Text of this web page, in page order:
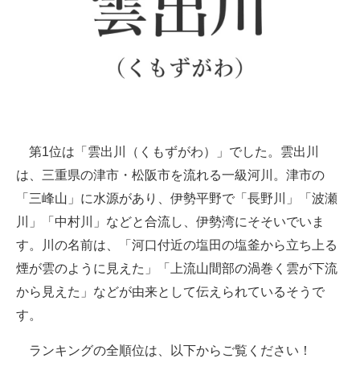
第1位は「雲出川（くもずがわ）」でした。雲出川
は、三重県の津市・松阪市を流れる一級河川。津市の
「三峰山」に水源があり、伊勢平野で「長野川」「波瀬
川」「中村川」などと合流し、伊勢湾にそそいでいま
す。川の名前は、「河口付近の塩田の塩釜から立ち上る
煙が雲のように見えた」「上流山間部の渦巻く雲が下流
から見えた」などが由来として伝えられているそうで
す。
ランキングの全順位は、以下からご覧ください！